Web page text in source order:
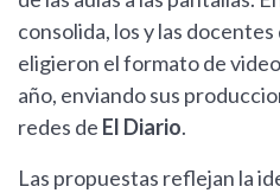
consolida, los y las
eligieron el formato de
año, enviando sus
redes de El Diario.
Las propuestas reflejan la